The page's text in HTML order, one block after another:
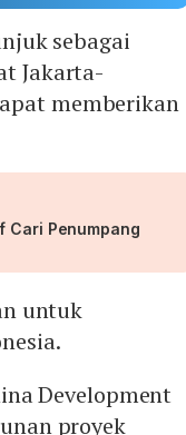
sebagai
Jakarta-
memberikan
Cari Penumpang
untuk
Development
proyek